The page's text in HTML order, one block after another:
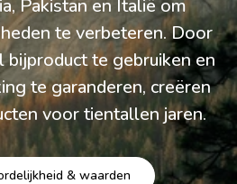
van de zee en de
weerspiegelt zich in
creaties – natuurlijk,
aandacht voor detail.
Duurzaamheid & transparantie